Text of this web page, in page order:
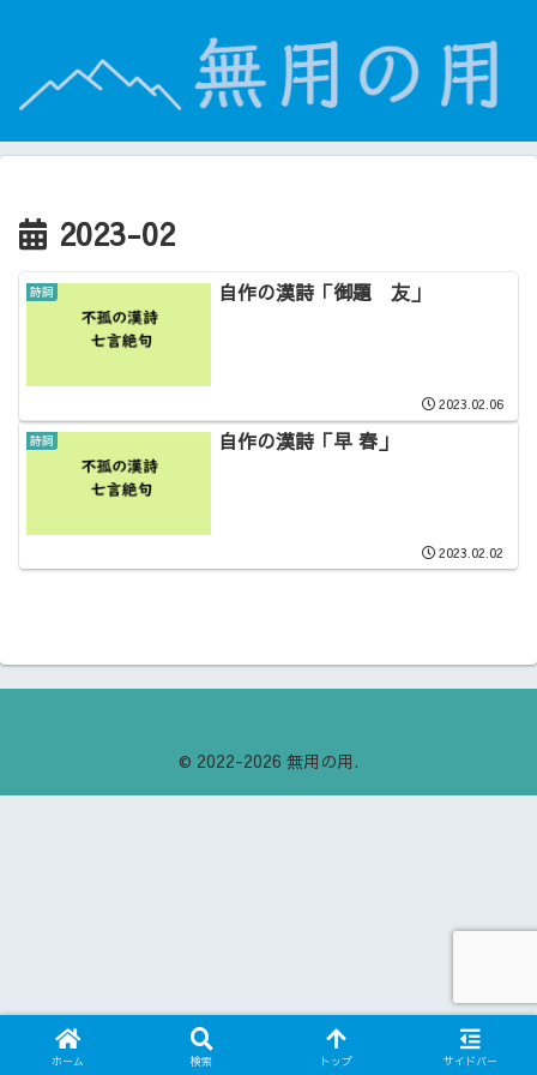
2023-02
詩詞 自作の漢詩「御題 友」
2023.02.06
詩詞 自作の漢詩「早 春」
2023.02.02
© 2022-2026 無用の用.
ホーム 検索 トップ サイドバー